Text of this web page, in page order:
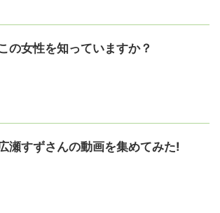
の女性を知っていますか？
瀬すずさんの動画を集めてみた!